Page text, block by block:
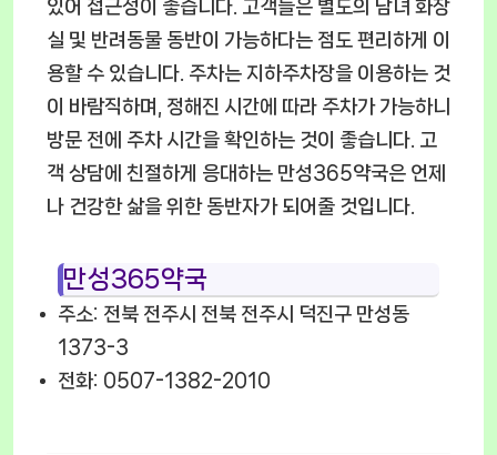
있어 접근성이 좋습니다. 고객들은 별도의 남녀 화장
실 및 반려동물 동반이 가능하다는 점도 편리하게 이
용할 수 있습니다. 주차는 지하주차장을 이용하는 것
이 바람직하며, 정해진 시간에 따라 주차가 가능하니
방문 전에 주차 시간을 확인하는 것이 좋습니다. 고
객 상담에 친절하게 응대하는 만성365약국은 언제
나 건강한 삶을 위한 동반자가 되어줄 것입니다.
만성365약국
주소: 전북 전주시 전북 전주시 덕진구 만성동
1373-3
전화: 0507-1382-2010